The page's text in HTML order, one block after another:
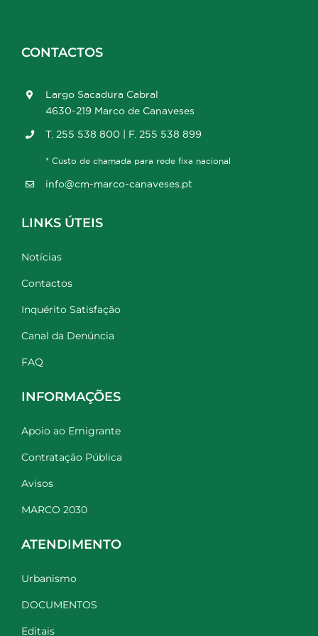
CONTACTOS
Largo Sacadura Cabral
4630-219 Marco de Canaveses
T. 255 538 800 | F. 255 538 899
* Custo de chamada para rede fixa nacional
info@cm-marco-canaveses.pt
LINKS ÚTEIS
Notícias
Contactos
Inquérito Satisfação
Canal da Denúncia
FAQ
INFORMAÇÕES
Apoio ao Emigrante
Contratação Pública
Avisos
MARCO 2030
ATENDIMENTO
Urbanismo
DOCUMENTOS
Editais